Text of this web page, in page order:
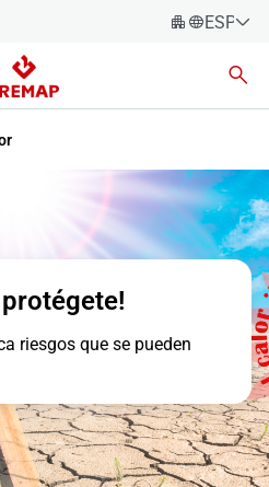
Español
Galego
Valencià
English
riesgos que se pueden